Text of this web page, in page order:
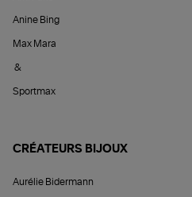
Anine Bing
Max Mara
&
Sportmax
CRÉATEURS BIJOUX
Aurélie Bidermann